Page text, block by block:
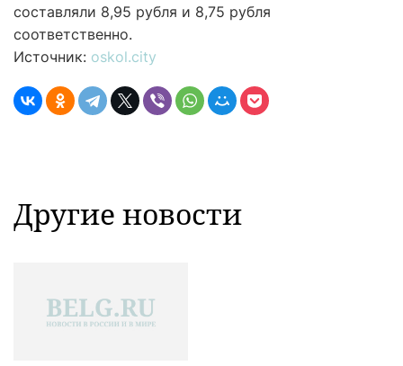
составляли 8,95 рубля и 8,75 рубля
соответственно.
Источник: oskol.city
Другие новости